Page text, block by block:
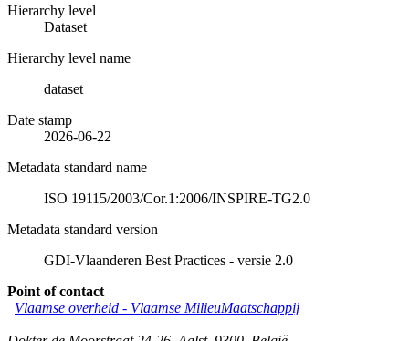
Hierarchy level
Dataset
Hierarchy level name
dataset
Date stamp
2026-06-22
Metadata standard name
ISO 19115/2003/Cor.1:2006/INSPIRE-TG2.0
Metadata standard version
GDI-Vlaanderen Best Practices - versie 2.0
Point of contact
Vlaamse overheid - Vlaamse MilieuMaatschappij